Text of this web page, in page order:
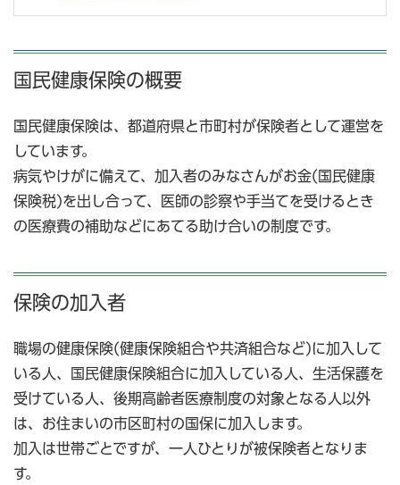
国民健康保険の概要
国民健康保険は、都道府県と市町村が保険者として運営を
しています。
病気やけがに備えて、加入者のみなさんがお金(国民健康
保険税)を出し合って、医師の診察や手当てを受けるとき
の医療費の補助などにあてる助け合いの制度です。
保険の加入者
職場の健康保険(健康保険組合や共済組合など)に加入して
いる人、国民健康保険組合に加入している人、生活保護を
受けている人、後期高齢者医療制度の対象となる人以外
は、お住まいの市区町村の国保に加入します。
加入は世帯ごとですが、一人ひとりが被保険者となりま
す。